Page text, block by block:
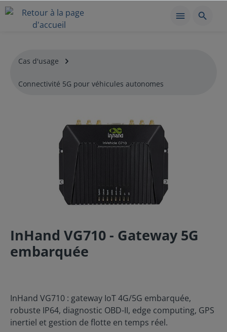
Cas d'usage
Connectivité 5G pour véhicules autonomes
InHand VG710 - Gateway 5G
embarquée
InHand VG710 : gateway IoT 4G/5G embarquée,
robuste IP64, diagnostic OBD-II, edge computing, GPS
inertiel et gestion de flotte en temps réel.